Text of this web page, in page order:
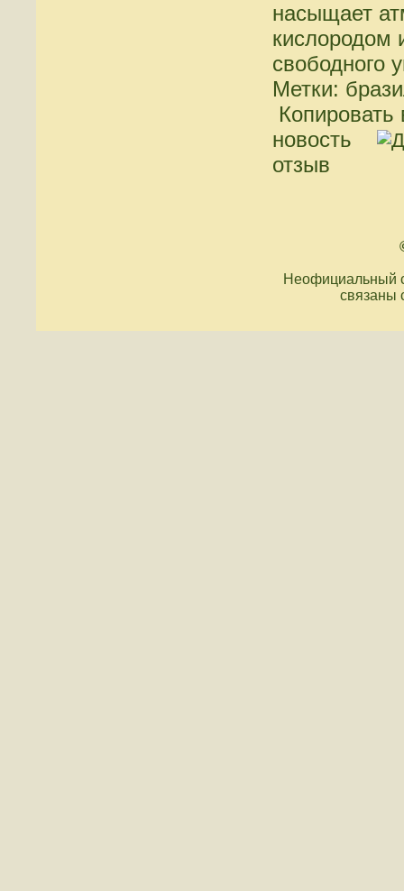
насыщает
кислородом
свободного
Метки:
Копировать
новость
отзыв
Неофициальный
связаны